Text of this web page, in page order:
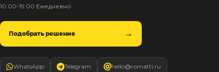
10:00-19:00 Ежедневно
Подобрать решение
WhatsApp Telegram hello@romatti.ru